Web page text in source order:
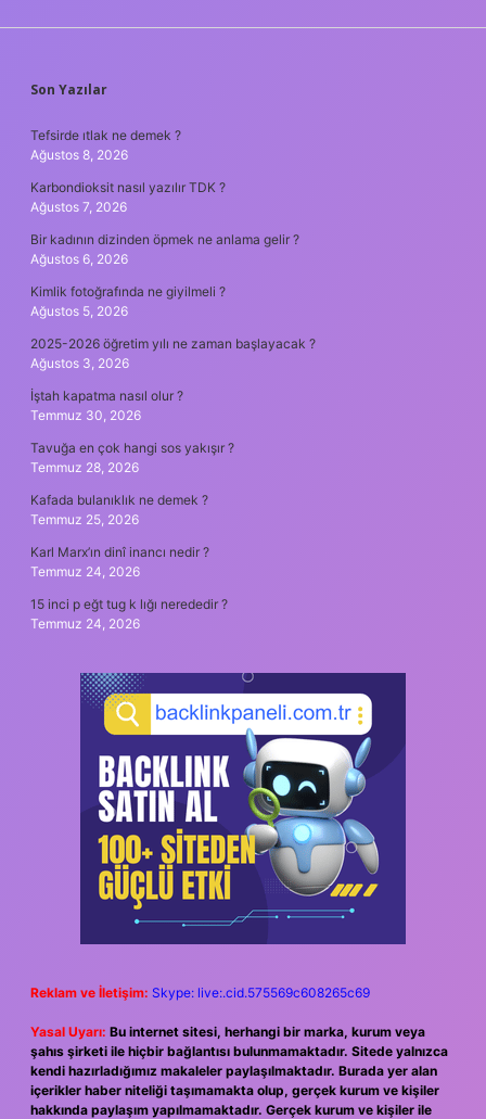
SIDEBAR
Son Yazılar
Tefsirde ıtlak ne demek ?
Ağustos 8, 2026
Karbondioksit nasıl yazılır TDK ?
Ağustos 7, 2026
Bir kadının dizinden öpmek ne anlama gelir ?
Ağustos 6, 2026
Kimlik fotoğrafında ne giyilmeli ?
Ağustos 5, 2026
2025-2026 öğretim yılı ne zaman başlayacak ?
Ağustos 3, 2026
İştah kapatma nasıl olur ?
Temmuz 30, 2026
Tavuğa en çok hangi sos yakışır ?
Temmuz 28, 2026
Kafada bulanıklık ne demek ?
Temmuz 25, 2026
Karl Marx’ın dinî inancı nedir ?
Temmuz 24, 2026
15 inci p eğt tug k lığı nerededir ?
Temmuz 24, 2026
Reklam ve İletişim: Skype: live:.cid.575569c608265c69
Yasal Uyarı: Bu internet sitesi, herhangi bir marka, kurum veya
şahıs şirketi ile hiçbir bağlantısı bulunmamaktadır. Sitede yalnızca
kendi hazırladığımız makaleler paylaşılmaktadır. Burada yer alan
içerikler haber niteliği taşımamakta olup, gerçek kurum ve kişiler
hakkında paylaşım yapılmamaktadır. Gerçek kurum ve kişiler ile